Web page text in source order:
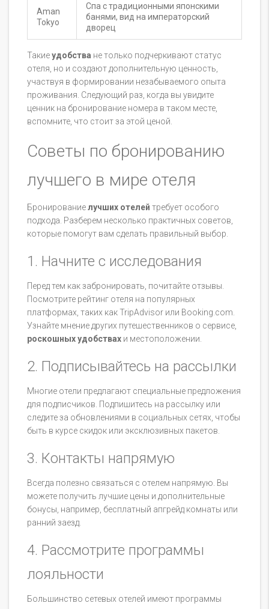
Aman
Tokyo
Спа с традиционными японскими
банями, вид на императорский
дворец
Такиеудобства не только подчеркивают статус
отеля, но и создают дополнительную ценность,
участвуя в формировании незабываемого опыта
проживания. Следующий раз, когда вы увидите
ценник на бронирование номера в таком месте,
вспомните, что стоит за этой ценой.
Советы по бронированию
лучшего в мире отеля
Бронированиелучших отелей требует особого
подхода. Разберем несколько практичных советов,
которые помогут вам сделать правильный выбор.
1. Начните с исследования
Перед тем как забронировать, почитайте отзывы.
Посмотрите рейтинг отеля на популярных
платформах, таких как TripAdvisor или Booking.com.
Узнайте мнение других путешественников о сервисе,
роскошных удобствах и местоположении.
2. Подписывайтесь на рассылки
Многие отели предлагают специальные предложения
для подписчиков. Подпишитесь на рассылку или
следите за обновлениями в социальных сетях, чтобы
быть в курсе скидок или эксклюзивных пакетов.
3. Контакты напрямую
Всегда полезно связаться с отелем напрямую. Вы
можете получить лучшие цены и дополнительные
бонусы, например, бесплатный апгрейд комнаты или
ранний заезд.
4. Рассмотрите программы
лояльности
Большинство сетевых отелей имеют программы